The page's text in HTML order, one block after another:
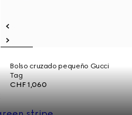
Bolso cruzado pequeño Gucci
Tag
CHF 1,060